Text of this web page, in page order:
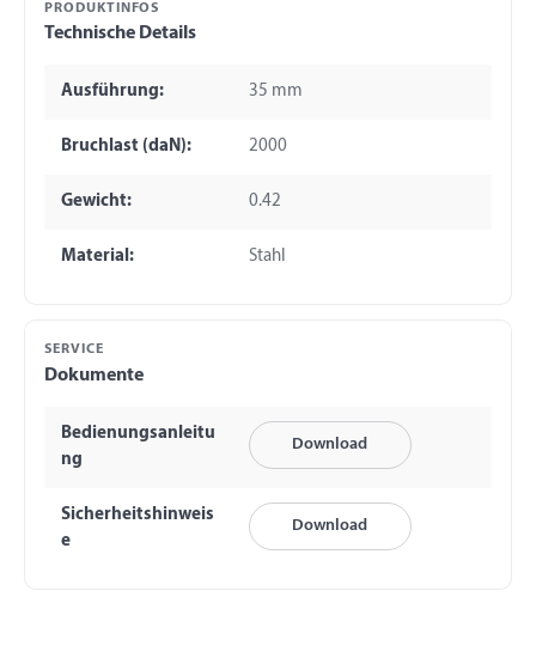
PRODUKTINFOS
Technische Details
Ausführung: 35 mm
Bruchlast (daN): 2000
Gewicht: 0.42
Material: Stahl
SERVICE
Dokumente
Bedienungsanleitu
ng
Download
Sicherheitshinweis
e
Download